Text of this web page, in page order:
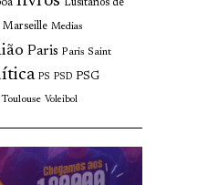
Lusitanos de
Marseille Medias
Paris Paris Saint
PS PSD PSG
Toulouse Voleibol